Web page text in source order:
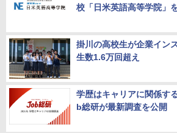
校「日米英語高等学院」
掛川の高校生が企業イン
生数1.6万回超え
学歴はキャリアに関係す
b総研が最新調査を公開